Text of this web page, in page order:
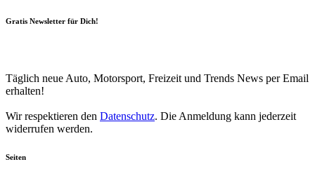
Gratis Newsletter für Dich!
Täglich neue Auto, Motorsport, Freizeit und Trends News per Email
erhalten!
Wir respektieren den Datenschutz. Die Anmeldung kann jederzeit
widerrufen werden.
Seiten